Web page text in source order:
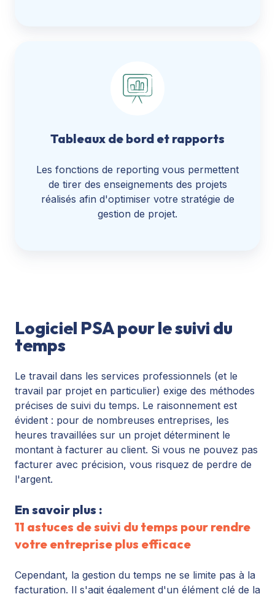
Tableaux de bord et rapports
Les fonctions de reporting vous permettent
de tirer des enseignements des projets
réalisés afin d'optimiser votre stratégie de
gestion de projet.
Logiciel PSA pour le suivi du
temps
Le travail dans les services professionnels (et le
travail par projet en particulier) exige des méthodes
précises de suivi du temps. Le raisonnement est
évident : pour de nombreuses entreprises, les
heures travaillées sur un projet déterminent le
montant à facturer au client. Si vous ne pouvez pas
facturer avec précision, vous risquez de perdre de
l'argent.
En savoir plus :
11 astuces de suivi du temps pour rendre
votre entreprise plus efficace
Cependant, la gestion du temps ne se limite pas à la
facturation. Il s'agit également d'un élément clé de la